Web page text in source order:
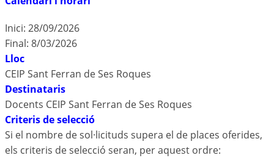
Inici: 28/09/2026
Final: 8/03/2026
Lloc
CEIP Sant Ferran de Ses Roques
Destinataris
Docents CEIP Sant Ferran de Ses Roques
Criteris de selecció
Si el nombre de sol·licituds supera el de places oferides,
els criteris de selecció seran, per aquest ordre: